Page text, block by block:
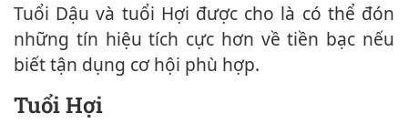
Tuổi Dậu và tuổi Hợi được cho là có thể đón
những tín hiệu tích cực hơn về tiền bạc nếu
biết tận dụng cơ hội phù hợp.
Tuổi Hợi